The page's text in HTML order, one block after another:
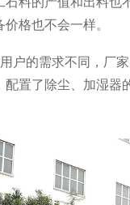
格也不会一样。
户的需求不同，厂
配置了除尘、加湿器